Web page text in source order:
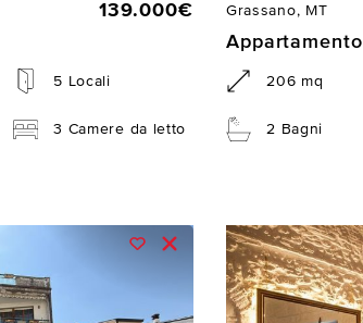
139.000€
5 Locali
3 Camere da letto
Grassano, MT
Appartamento
206 mq
2 Bagni